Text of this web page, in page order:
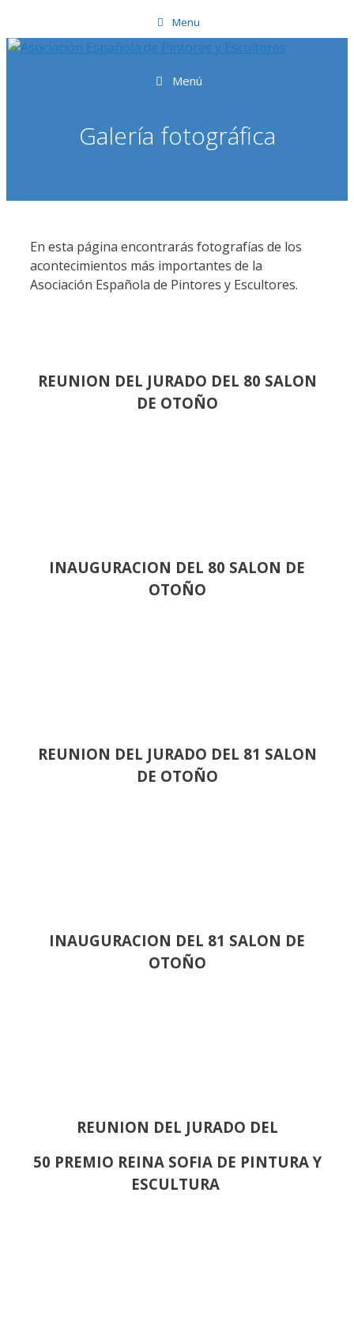
al
contenido
Menu
Menú
Galería fotográfica
En esta página encontrarás fotografías de los
acontecimientos más importantes de la
Asociación Española de Pintores y Escultores.
REUNION DEL JURADO DEL 80 SALON
DE OTOÑO
INAUGURACION DEL 80 SALON DE
OTOÑO
REUNION DEL JURADO DEL 81 SALON
DE OTOÑO
INAUGURACION DEL 81 SALON DE
OTOÑO
REUNION DEL JURADO DEL
50 PREMIO REINA SOFIA DE PINTURA Y
ESCULTURA